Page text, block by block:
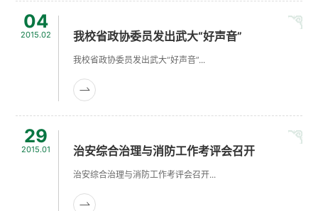
04
2015.02 我校省政协委员发出武大“好声音”
我校省政协委员发出武大“好声音”...
29
2015.01 治安综合治理与消防工作考评会召开
治安综合治理与消防工作考评会召开...